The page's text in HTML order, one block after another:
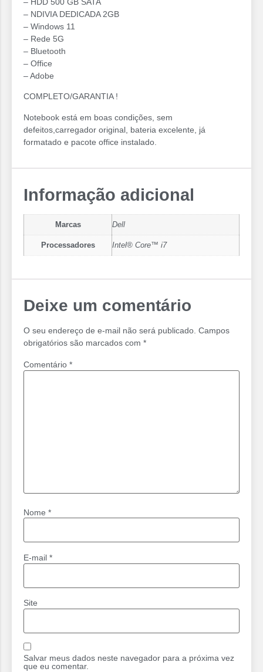
– ⁠NDIVIA DEDICADA 2GB
– Windows 11
– Rede 5G
– Bluetooth
– Office
– Adobe
COMPLETO/GARANTIA !
Notebook está em boas condições, sem
defeitos,carregador original, bateria excelente, já
formatado e pacote office instalado.
Informação adicional
Marcas Dell
Processadores Intel® Core™ i7
Deixe um comentário
O seu endereço de e-mail não será publicado. Campos
obrigatórios são marcados com *
Comentário *
Nome *
E-mail *
Site
Salvar meus dados neste navegador para a próxima vez
que eu comentar.